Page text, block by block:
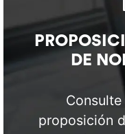
DE
proposición